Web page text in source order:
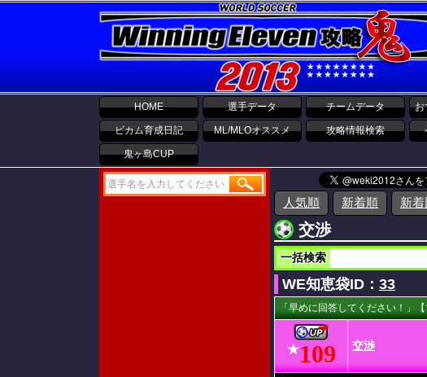
HOME 選手データ チームデータ お
ビカム育成日記 ML/MLOオススメ 攻略情報検索
鬼ヶ島CUP
人気順 新着順 新
交渉
一括検索
WE知恵袋ID： 33
「早めに回答してください！」
★109 交渉